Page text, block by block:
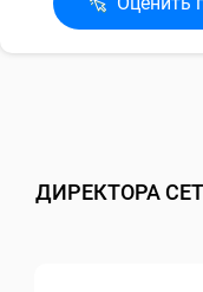
ДИРЕКТОРА